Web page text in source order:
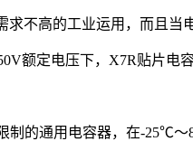
高的工业运用，而且当
定电压下，X7R贴片电容
的通用电容器，在-25℃～